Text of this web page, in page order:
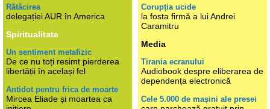
Rătăcirea
delegației AUR în America
Spiritualitate
Un sentiment metafizic
De ce nu toți resimt pierderea
libertății în același fel
Antidot pentru frica de moarte
Mircea Eliade și moartea ca
Corupția ucide
la fosta firmă a lui Andrei
Caramitru
Media
Tirania ecranului
Audiobook despre eliberarea de
dependența electronică
Cele 5.000 de mașini ale presei